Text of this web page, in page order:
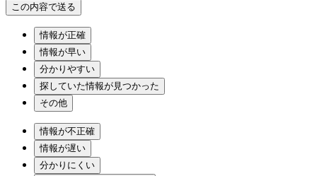
情報が正確
情報が早い
分かりやすい
探していた情報が見つかった
その他
情報が不正確
情報が遅い
分かりにくい